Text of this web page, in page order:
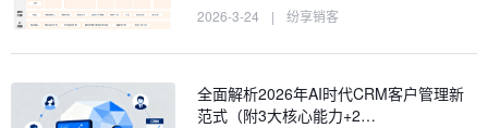
2026-3-24 | 纷享销客
全面解析2026年AI时代CRM客户管理新
范式（附3大核心能力+2…